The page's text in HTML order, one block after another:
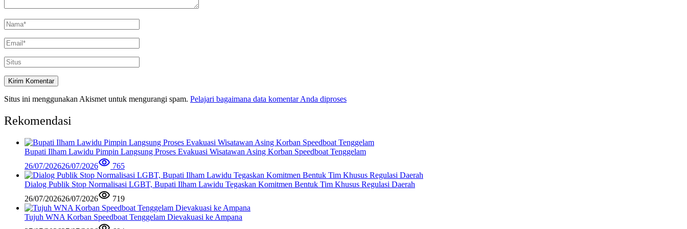
Situs ini menggunakan Akismet untuk mengurangi spam. Pelajari bagaimana data komentar Anda diproses
Rekomendasi
Bupati Ilham Lawidu Pimpin Langsung Proses Evakuasi Wisatawan Asing Korban Speedboat Tenggelam
26/07/202626/07/2026 765
Dialog Publik Stop Normalisasi LGBT, Bupati Ilham Lawidu Tegaskan Komitmen Bentuk Tim Khusus Regulasi Daerah
26/07/202626/07/2026 719
Tujuh WNA Korban Speedboat Tenggelam Dievakuasi ke Ampana